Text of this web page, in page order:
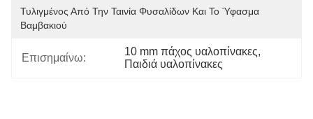
Τυλιγμένος Από Την Ταινία Φυσαλίδων Και Το Ύφασμα
Βαμβακιού
Επισημαίνω:
10 mm πάχος υαλοπίνακες,
Παιδιά υαλοπίνακες